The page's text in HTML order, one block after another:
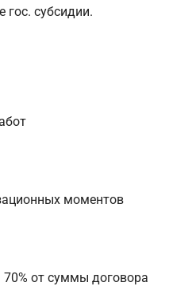
гос. субсидии.
моментов
от суммы договора